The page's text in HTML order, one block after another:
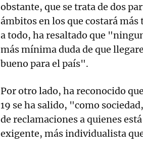
obstante, que se trata de dos
ámbitos en los que costará
a todo, ha resaltado que
más mínima duda de que
bueno para el país".
Por otro lado, ha reconocido
19 se ha salido, "como
de reclamaciones a quienes
exigente, más individualista